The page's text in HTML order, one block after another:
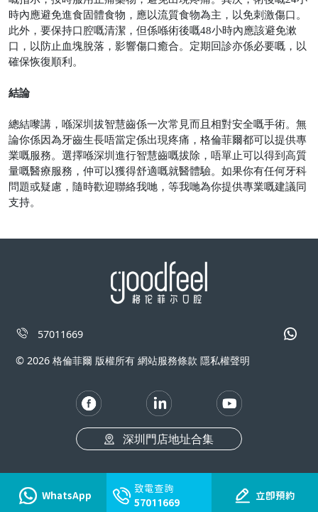
時內應避免進食固體食物，應以流質食物為主，以免刺激傷口。
此外，要保持口腔嘅清潔，但係喺術後嘅48小時內應該避免漱
口，以防止血塊脫落，影響傷口癒合。定期回診亦係必要嘅，以
確保恢復順利。
結論
總結嚟講，喺深圳拔智慧齒係一次常見而且相對安全嘅手術。無
論你係因為牙齒生長唔當定係出現疼痛，格倫菲爾都可以提供專
業嘅服務。選擇喺深圳進行智慧齒嘅拔除，唔單止可以得到高質
量嘅醫療服務，仲可以獲得舒適嘅就醫體驗。如果你有任何牙科
問題或疑慮，隨時歡迎聯絡我哋，等我哋為你提供專業嘅建議同
支持。
57011669
© 2026 格倫菲爾 版權所有 網站服務條款 隱私權聲明
深圳門店地址合集
WhatsApp
致電查詢
57011669
立即預約